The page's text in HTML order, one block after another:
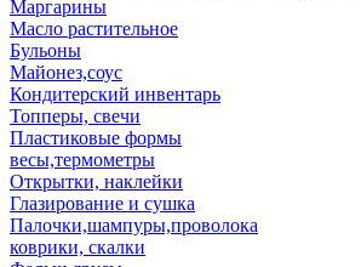
Маргарины
Масло растительное
Бульоны
Майонез,соус
Кондитерский инвентарь
Топперы, свечи
Пластиковые формы
весы,термометры
Открытки, наклейки
Глазирование и сушка
Палочки,шампуры,проволока
коврики, скалки